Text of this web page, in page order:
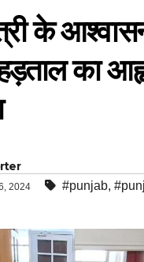
के
का
2024 #punjab,